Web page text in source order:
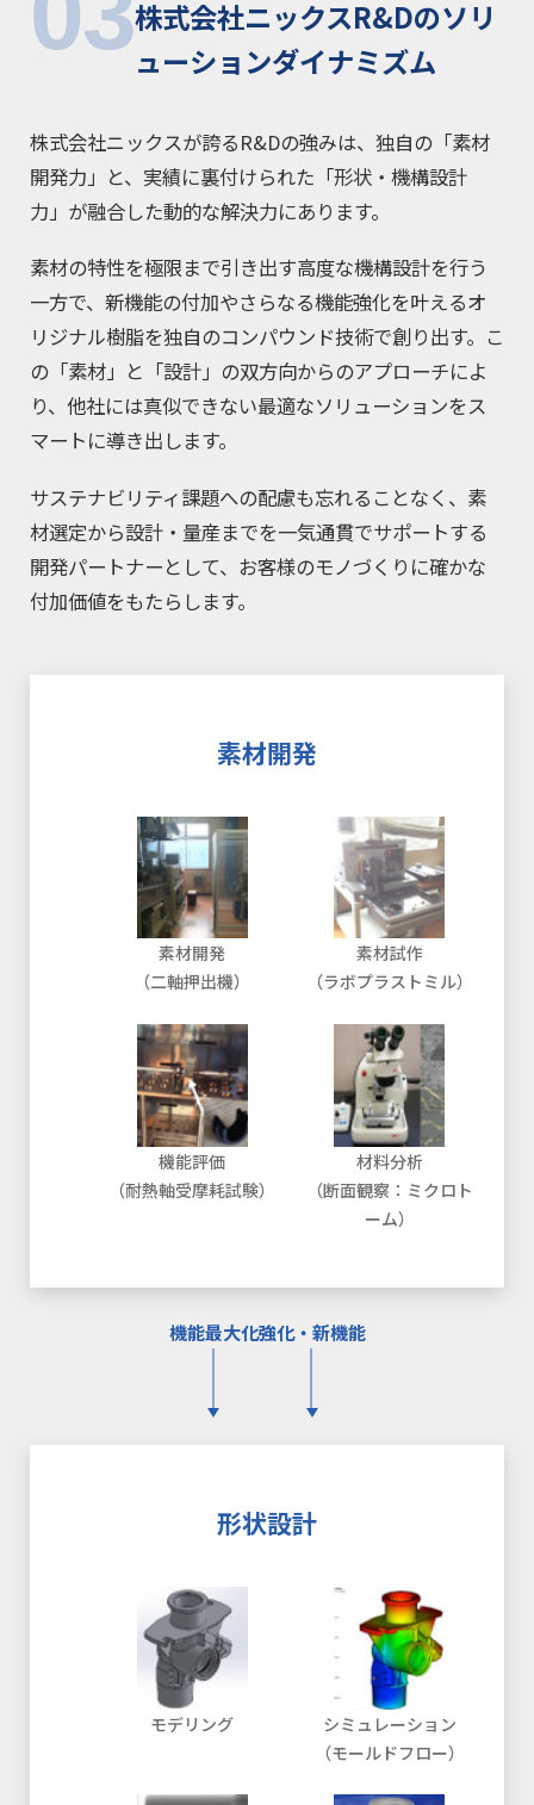
株式会社ニックスR&Dのソリ
ューションダイナミズム
株式会社ニックスが誇るR&Dの強みは、独自の「素材
開発力」と、実績に裏付けられた「形状・機構設計
力」が融合した動的な解決力にあります。
素材の特性を極限まで引き出す高度な機構設計を行う
一方で、新機能の付加やさらなる機能強化を叶えるオ
リジナル樹脂を独自のコンパウンド技術で創り出す。こ
の「素材」と「設計」の双方向からのアプローチによ
り、他社には真似できない最適なソリューションをス
マートに導き出します。
サステナビリティ課題への配慮も忘れることなく、素
材選定から設計・量産までを一気通貫でサポートする
開発パートナーとして、お客様のモノづくりに確かな
付加価値をもたらします。
素材開発
素材開発
（二軸押出機）
素材試作
（ラボプラストミル）
機能評価
（耐熱軸受摩耗試験）
材料分析
（断面観察：ミクロト
ーム）
機能最大化強化・新機能
形状設計
モデリング
シミュレーション
（モールドフロー）